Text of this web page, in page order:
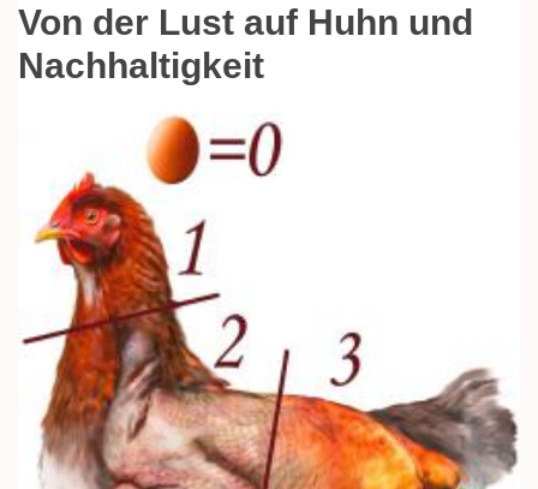
Von der Lust auf Huhn und
Nachhaltigkeit